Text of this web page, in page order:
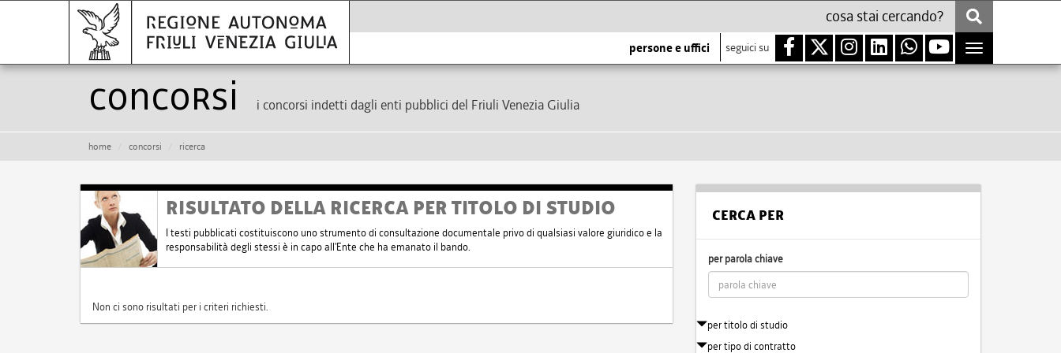
persone e uffici seguici su
Toggle
navigation
Concorsi i concorsi indetti dagli enti pubblici del Friuli Venezia Giulia
home concorsi ricerca
RISULTATO DELLA RICERCA PER TITOLO DI STUDIO
I testi pubblicati costituiscono uno strumento di consultazione documentale privo di qualsiasi valore giuridico e la
responsabilità degli stessi è in capo all'Ente che ha emanato il bando.
Non ci sono risultati per i criteri richiesti.
CERCA PER
per parola chiave
per titolo di studio
per tipo di contratto